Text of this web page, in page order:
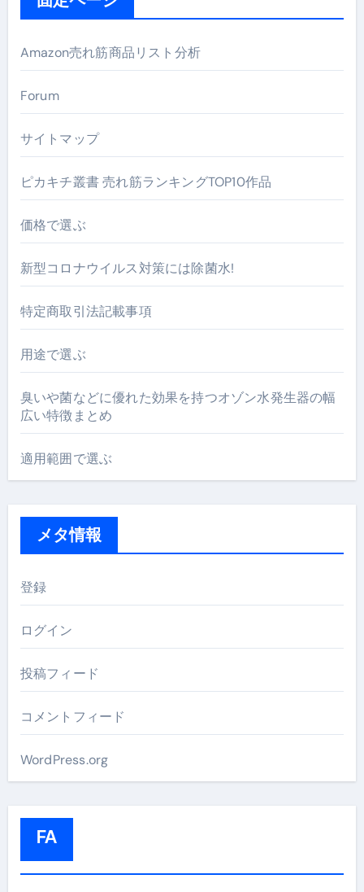
Amazon売れ筋商品リスト分析
Forum
サイトマップ
ピカキチ叢書 売れ筋ランキングTOP10作品
価格で選ぶ
新型コロナウイルス対策には除菌水!
特定商取引法記載事項
用途で選ぶ
臭いや菌などに優れた効果を持つオゾン水発生器の幅
広い特徴まとめ
適用範囲で選ぶ
メタ情報
登録
ログイン
投稿フィード
コメントフィード
WordPress.org
FA